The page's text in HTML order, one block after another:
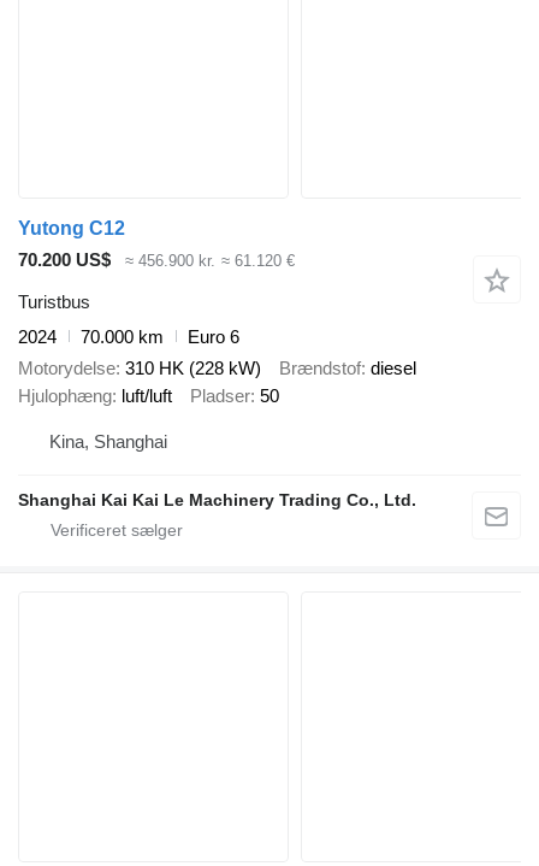
Yutong C12
70.200 US$
≈ 456.900 kr. ≈ 61.120 €
Turistbus
2024
70.000 km
Euro 6
Motorydelse 310 HK (228 kW) Brændstof diesel
Hjulophæng luft/luft Pladser 50
Kina, Shanghai
Shanghai Kai Kai Le Machinery Trading Co., Ltd.